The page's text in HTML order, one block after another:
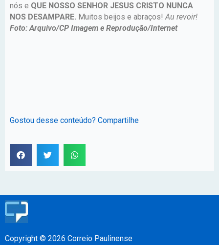
nós e QUE NOSSO SENHOR JESUS CRISTO NUNCA
NOS DESAMPARE. Muitos beijos e abraços!Au revoir!
Foto: Arquivo/CP Imagem e Reprodução/Internet
Gostou desse conteúdo? Compartilhe
Copyright © 2026 Correio Paulinense